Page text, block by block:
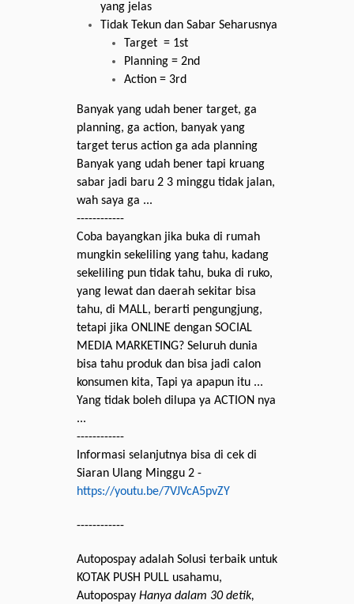
yang jelas
Tidak Tekun dan Sabar Seharusnya
Target = 1st
Planning = 2nd
Action = 3rd
Banyak yang udah bener target, ga
planning, ga action, banyak yang
target terus action ga ada planning
Banyak yang udah bener tapi kruang
sabar jadi baru 2 3 minggu tidak jalan,
wah saya ga ...
------------
Coba bayangkan jika buka di rumah
mungkin sekeliling yang tahu, kadang
sekeliling pun tidak tahu, buka di ruko,
yang lewat dan daerah sekitar bisa
tahu, di MALL, berarti pengungjung,
tetapi jika ONLINE dengan SOCIAL
MEDIA MARKETING? Seluruh dunia
bisa tahu produk dan bisa jadi calon
konsumen kita, Tapi ya apapun itu ...
Yang tidak boleh dilupa ya ACTION nya
...
------------
Informasi selanjutnya bisa di cek di
Siaran Ulang Minggu 2 -
https://youtu.be/7VJVcA5pvZY
------------
Autopospay adalah Solusi terbaik untuk
KOTAK PUSH PULL usahamu,
Autopospay Hanya dalam 30 detik,